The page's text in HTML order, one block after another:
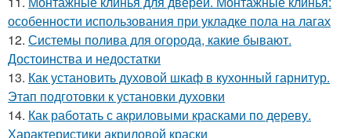
особенности использования при укладке пола на лагах
12. Системы полива для огорода, какие бывают.
Достоинства и недостатки
13. Как установить духовой шкаф в кухонный гарнитур.
Этап подготовки к установки духовки
14. Как работать с акриловыми красками по дереву.
Характеристики акриловой краски